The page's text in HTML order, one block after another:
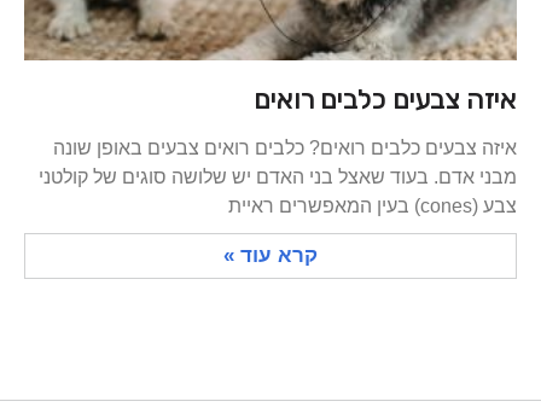
איזה צבעים כלבים רואים
איזה צבעים כלבים רואים? כלבים רואים צבעים באופן שונה
מבני אדם. בעוד שאצל בני האדם יש שלושה סוגים של קולטני
צבע (cones) בעין המאפשרים ראיית
קרא עוד »